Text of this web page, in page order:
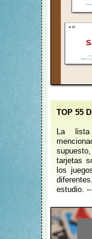
TOP 55
La
tarjetas
los
estudio.